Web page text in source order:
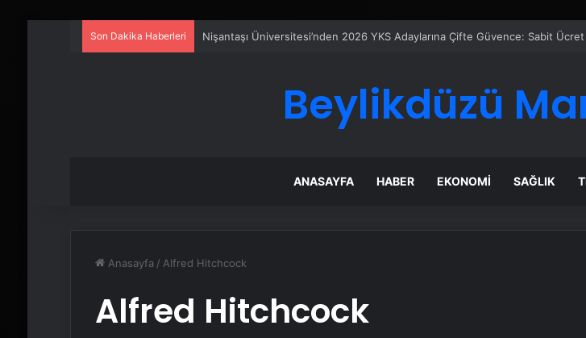
Son Dakika Haberleri Nişantaşı Üniversitesi’nden 2026 YKS Adaylarına Çifte Güvence: Sabit
Beylikdüzü
ANASAYFA HABER EKONOMI SAĞLIK
Anasayfa / Alfred Hitchcock
Alfred Hitchcock